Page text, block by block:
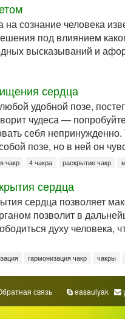
на сознание человека
под влиянием
высказываний и
сердца
удобной позе,
чудеса —
себя
позе, но в ней он
чакр 4 чакра раскрытие чакр
сердца
сердца позволяет
позволит в
духу человека,
гармонизация чакр чакры
связь easaulyak